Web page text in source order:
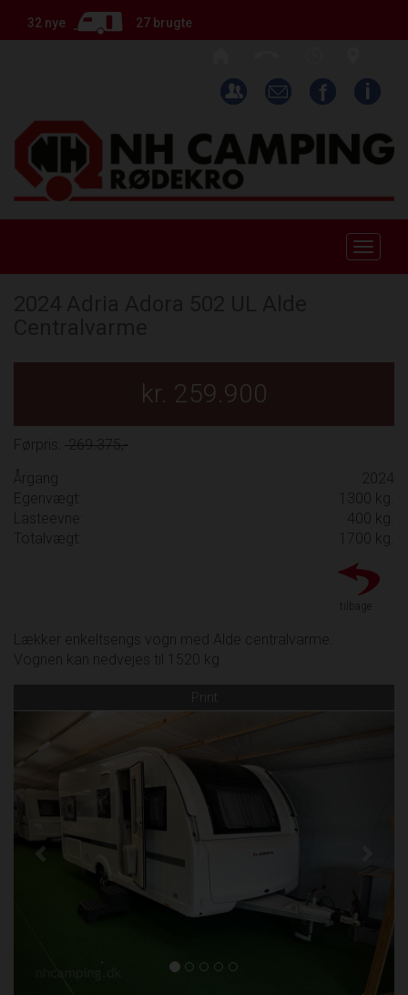
32 nye 27 brugte
Toggle
kr. 259.900
Førpris: 269.375,-
Årgang
2024
Egenvægt:
1300 kg.
Lasteevne:
400 kg.
Totalvægt:
1700 kg.
tilbage
Lækker enkeltsengs vogn med Alde centralvarme.
Vognen kan nedvejes til 1520 kg
Print
Previous